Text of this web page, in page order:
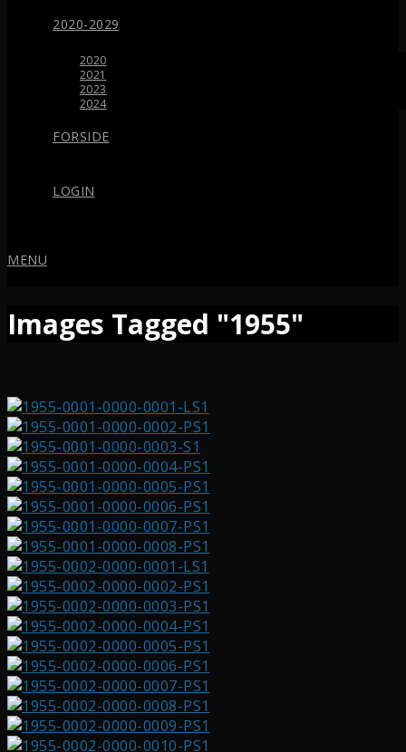
2020-2029
2020
2021
2023
2024
FORSIDE
LOGIN
MENU
Images Tagged "1955"